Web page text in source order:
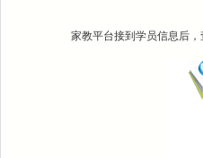
家教平台接到学员信息后